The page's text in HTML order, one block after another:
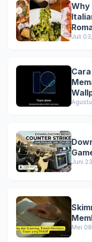
Why
and
Juli
Juni
Mei